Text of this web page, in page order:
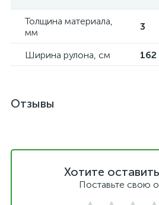
Толщина материала,
мм
3
Ширина рулона, см 162
Отзывы
Хотите
Поставьте свою